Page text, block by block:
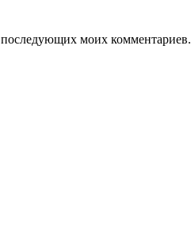
последующих моих комментариев.